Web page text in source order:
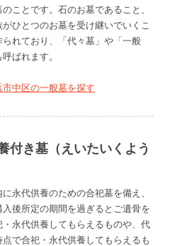
ことです。石のお墓であること、
ひとつのお墓を受け継いでいくこ
られており、「代々墓」や「一般
ばれます。
中区の一般墓を探す
付き墓（えいたいくよう
永代供養のための合祀墓を備え、
後所定の期間を過ぎるとご遺骨を
永代供養してもらえるものや、代
で合祀・永代供養してもらえるも